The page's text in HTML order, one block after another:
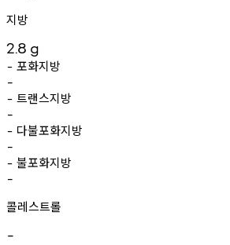
지방
2.8 g
- 포화지방
-
- 트랜스지방
-
- 다불포화지방
-
- 불포화지방
-
콜레스트롤
-